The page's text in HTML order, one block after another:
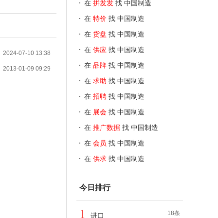
2024-07-10 13:38
2013-01-09 09:29
在 拼发发 找 中国制造
在 特价 找 中国制造
在 货盘 找 中国制造
在 供应 找 中国制造
在 品牌 找 中国制造
在 求助 找 中国制造
在 招聘 找 中国制造
在 展会 找 中国制造
在 推广数据 找 中国制造
在 会员 找 中国制造
在 供求 找 中国制造
今日排行
18条
1 进口